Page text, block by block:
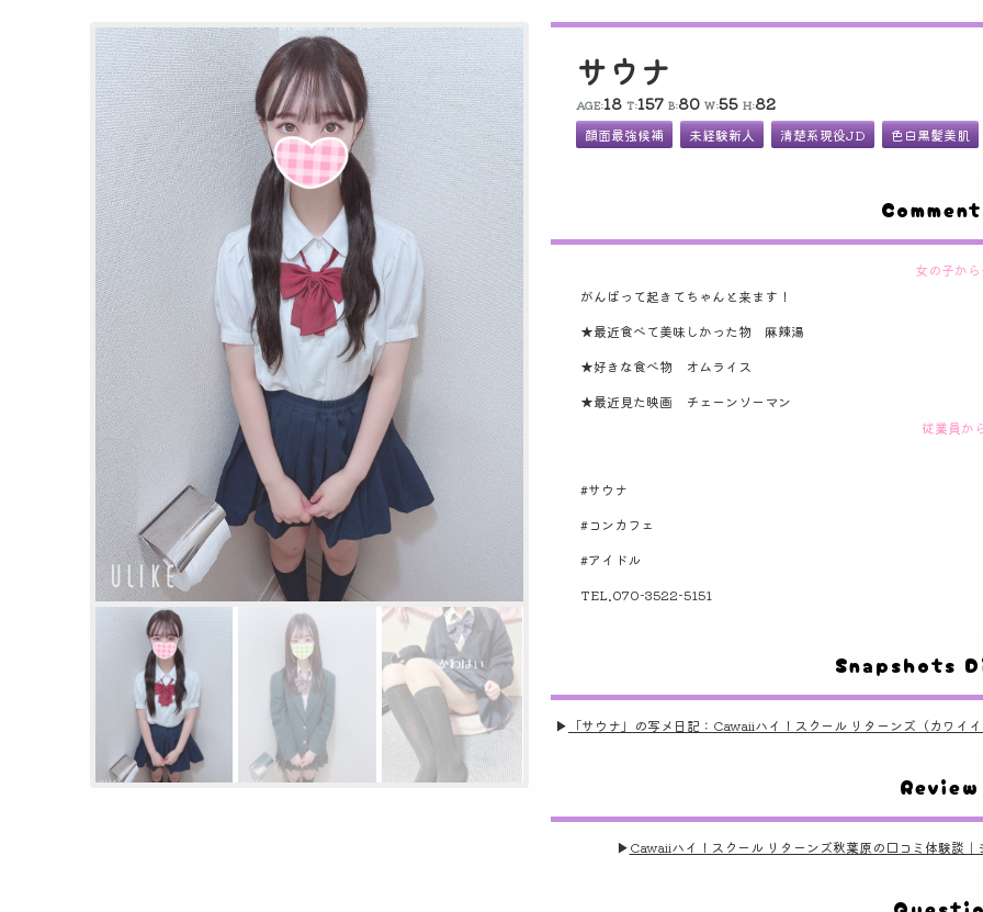
サウナ
AGE:18 T:157 B:80 W:55 H:82
顔面最強候補 未経験新人 清楚系現役JD 色白黒髪美肌
Comment
女の子か
がんばって起きてちゃんと来ます！
★最近食べて美味しかった物 麻辣湯
★好きな食べ物 オムライス
★最近見た映画 チェーンソーマン
従業員か
#サウナ
#コンカフェ
#アイドル
TEL.070-3522-5151
Snapshots
▶ 「サウナ」の写メ日記：Cawaiiハイ！スクール リターンズ（カワ
Review
▶Cawaiiハイ！スクール リターンズ秋葉原の口コミ体験談